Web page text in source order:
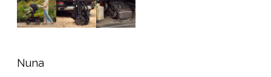
Nuna